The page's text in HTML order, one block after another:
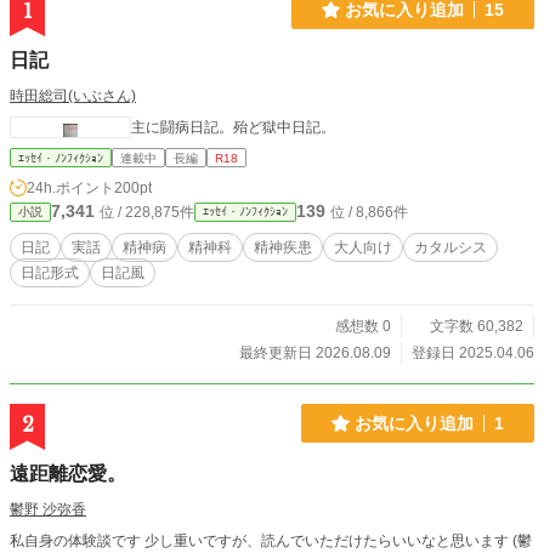
1 お気に入り追加 15
日記
時田総司(いぶさん)
主に闘病日記。殆ど獄中日記。
ｴｯｾｲ・ﾉﾝﾌｨｸｼｮﾝ 連載中 長編 R18
24h.ポイント 200pt
小説 7,341 位 / 228,875件 ｴｯｾｲ・ﾉﾝﾌｨｸｼｮﾝ 139 位 / 8,866件
日記 実話 精神病 精神科 精神疾患 大人向け
カタルシス
日記形式
日記風
感想数 0
文字数 60,382
最終更新日 2026.08.09
登録日 2025.04.06
2 お気に入り追加 1
遠距離恋愛。
鬱野 沙弥香
私自身の体験談です 少し重いですが、読んでいただけたらいいなと思います (鬱